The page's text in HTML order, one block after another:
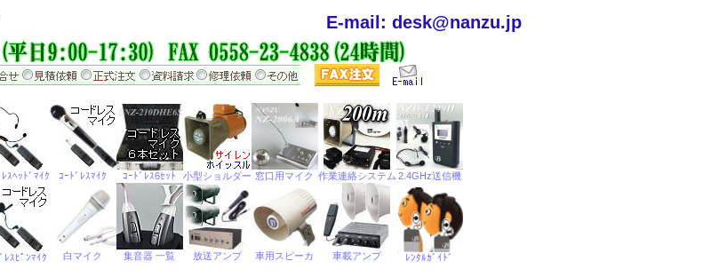
E-mail: desk@nanzu.jp